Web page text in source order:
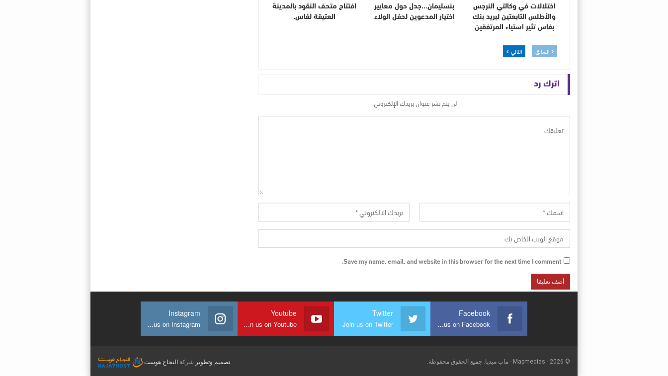
اختلالات في وكالتي النرجس
والأطلس التابعتين لبريد بنك
بفاس تثير استياء المرتفقين
بنسليمان…جدل حول معايير
اختيار المدعوين لحفل الولاء
افتتاح متحف النقود بالمدينة
العتيقة لفاس.
السابق التالي
اترك رد
لن يتم نشر عنوان بريدك الإلكتروني.
Save my name, email, and website in this browser for the next time I comment.
Facebook
Join us on Facebook
Twitter
Join us on Twitter
Youtube
Join us on Youtube
Instagram
Join us on Instagram
© 2026 - Mapmedias - ماب ميديا. جميع الحقوق محفوظة. تصميم وتطوير شركة النجاح هوست